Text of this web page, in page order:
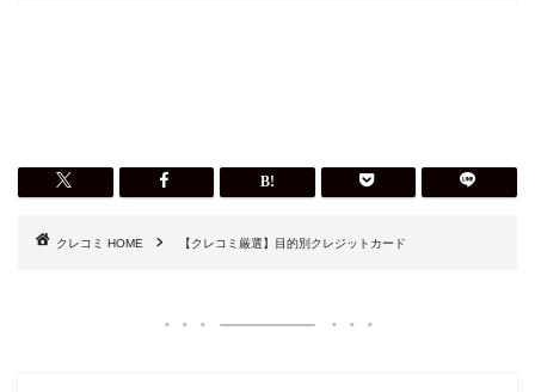
HOME 【クレコミ厳選】目的別クレジットカード